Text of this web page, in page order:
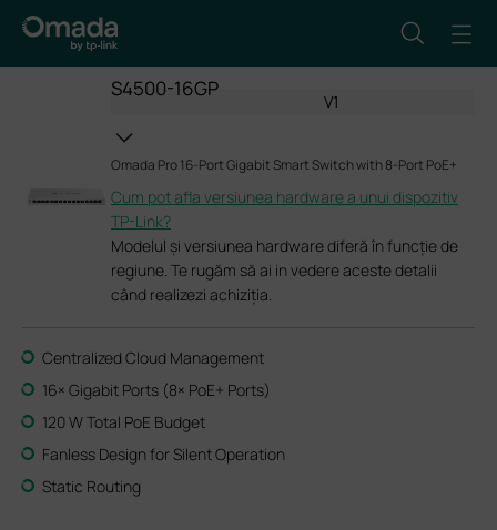
S4500-16GP
V1
Omada Pro 16-Port Gigabit Smart Switch with 8-Port PoE+
Cum pot afla versiunea hardware a unui dispozitiv
TP-Link?
Modelul și versiunea hardware diferă în funcție de
regiune. Te rugăm să ai in vedere aceste detalii
când realizezi achiziția.
Centralized Cloud Management
16× Gigabit Ports (8× PoE+ Ports)
120 W Total PoE Budget
Fanless Design for Silent Operation
Static Routing